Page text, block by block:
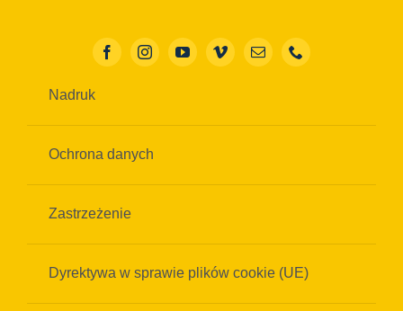
Nadruk
Ochrona danych
Zastrzeżenie
Dyrektywa w sprawie plików cookie (UE)